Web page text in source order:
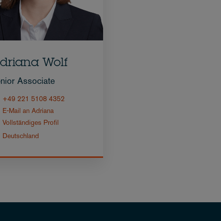
Wolf
Associate
+49 221 5108 4352
E-Mail an Adriana
Vollständiges Profil
Deutschland